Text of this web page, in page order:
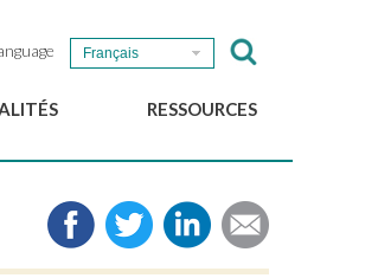
Français
du GSEF
RESSOURCES
Médias
Liens